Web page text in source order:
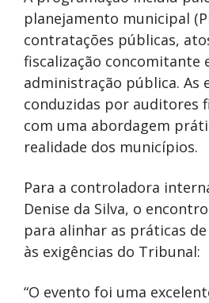
planejamento municipal
contratações públicas,
fiscalização concomitante
administração pública. As
conduzidas por auditores
com uma abordagem
realidade dos municípios.
Para a controladora
Denise da Silva, o
para alinhar as práticas
às exigências do Tribunal:
“O evento foi uma